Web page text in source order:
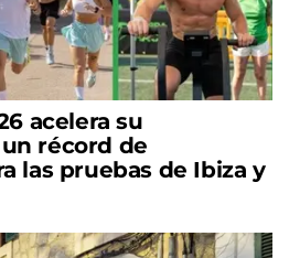
acelera su
récord de
las pruebas de Ibiza y